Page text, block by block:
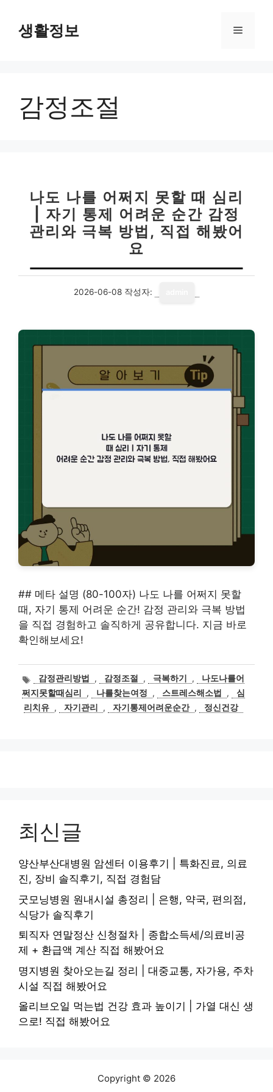
생활정보 메
감정조절
나도 나를 어쩌지 못할 때 심리
| 자기 통제 어려운 순간 감정
관리와 극복 방법, 직접 해봤어
요
2026-06-08 작성자:
## 메타 설명 (80-100자) 나도 나를 어쩌지 못할
때, 자기 통제 어려운 순간! 감정 관리와 극복 방법
을 직접 경험하고 솔직하게 공유합니다. 지금 바로
확인해보세요!
태
그
감정관리방법 , 감정조절 , 극복하기 ,
나도나를어
쩌지못할때심리
, 나를찾는여정 , 스트레스해소법 ,
심
리치유 , 자기관리 , 자기통제어려운순간 , 정신건강
최신글
양산부산대병원 암센터 이용후기 | 특화진료, 의료
진, 장비 솔직후기, 직접 경험담
굿모닝병원 원내시설 총정리 | 은행, 약국, 편의점,
식당가 솔직후기
퇴직자 연말정산 신청절차 | 종합소득세/의료비공
제 + 환급액 계산 직접 해봤어요
명지병원 찾아오는길 정리 | 대중교통, 자가용, 주차
시설 직접 해봤어요
올리브오일 먹는법 건강 효과 높이기 | 가열 대신 생
으로! 직접 해봤어요
Copyright © 2026